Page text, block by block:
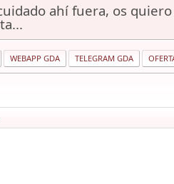
ahí fuera, os
WEBAPP GDA TELEGRAM GDA